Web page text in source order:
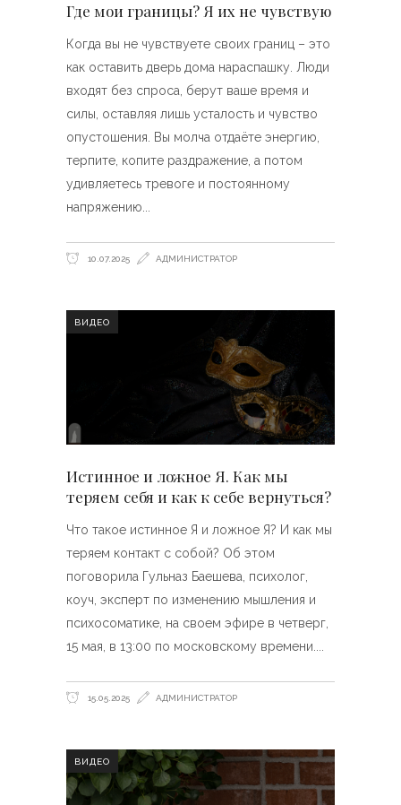
Где мои границы? Я их не чувствую
Когда вы не чувствуете своих границ – это
как оставить дверь дома нараспашку. Люди
входят без спроса, берут ваше время и
силы, оставляя лишь усталость и чувство
опустошения. Вы молча отдаёте энергию,
терпите, копите раздражение, а потом
удивляетесь тревоге и постоянному
напряжению
10.07.2025 АДМИНИСТРАТОР
ВИДЕО
Истинное и ложное Я. Как мы
теряем себя и как к себе вернуться?
Что такое истинное Я и ложное Я? И как мы
теряем контакт с собой? Об этом
поговорила Гульназ Баешева, психолог,
коуч, эксперт по изменению мышления и
психосоматике, на своем эфире в четверг,
15 мая, в 13:00 по московскому времени.
15.05.2025 АДМИНИСТРАТОР
ВИДЕО